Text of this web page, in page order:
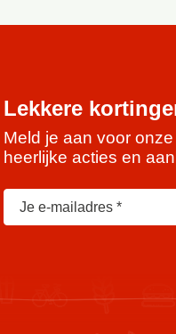
Lekkere
Meld je aan voor
heerlijke acties en
Je e-mailadres